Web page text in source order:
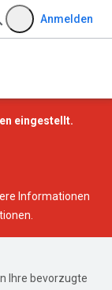
Anmelden
eingestellt.
Informationen
Ihre bevorzugte